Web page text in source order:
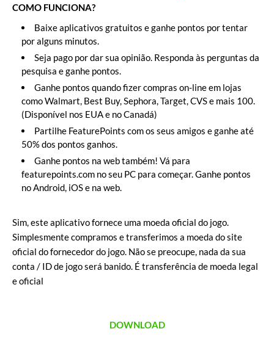
COMO FUNCIONA?
Baixe aplicativos gratuitos e ganhe pontos por tentar
por alguns minutos.
Seja pago por dar sua opinião. Responda às perguntas da
pesquisa e ganhe pontos.
Ganhe pontos quando fizer compras on-line em lojas
como Walmart, Best Buy, Sephora, Target, CVS e mais 100.
(Disponível nos EUA e no Canadá)
Partilhe FeaturePoints com os seus amigos e ganhe até
50% dos pontos ganhos.
Ganhe pontos na web também! Vá para
featurepoints.com no seu PC para começar. Ganhe pontos
no Android, iOS e na web.
Sim, este aplicativo fornece uma moeda oficial do jogo.
Simplesmente compramos e transferimos a moeda do site
oficial do fornecedor do jogo. Não se preocupe, nada da sua
conta / ID de jogo será banido. É transferência de moeda legal
e oficial
DOWNLOAD